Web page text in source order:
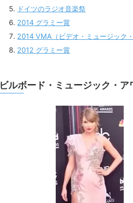
ドイツのラジオ音楽祭
2014 グラミー賞
2014 VMA（ビデオ・ミュージック・
2012 グラミー賞
ビルボード・ミュージック・